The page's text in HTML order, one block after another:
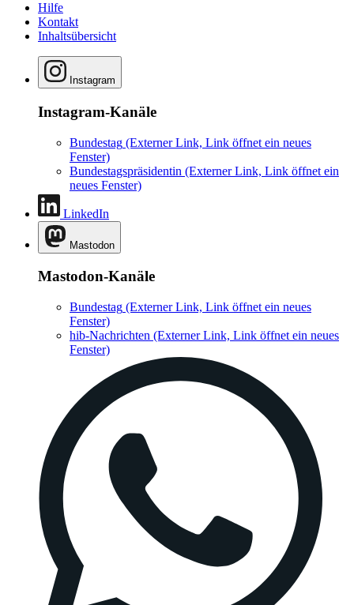
Hilfe
Kontakt
Inhaltsübersicht
Instagram
Instagram-Kanäle
Bundestag (Externer Link, Link öffnet ein neues
Fenster)
Bundestagspräsidentin (Externer Link, Link öffnet ein
neues Fenster)
LinkedIn
Mastodon
Mastodon-Kanäle
Bundestag (Externer Link, Link öffnet ein neues
Fenster)
hib-Nachrichten (Externer Link, Link öffnet ein neues
Fenster)